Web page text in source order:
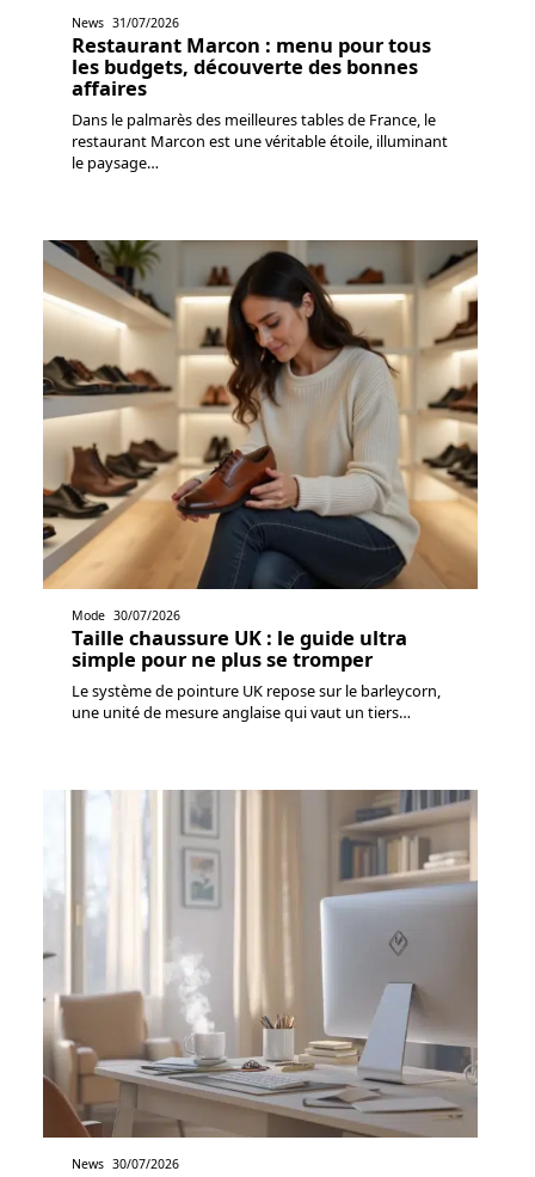
News 31/07/2026
Restaurant Marcon : menu pour tous
les budgets, découverte des bonnes
affaires
Dans le palmarès des meilleures tables de France, le
restaurant Marcon est une véritable étoile, illuminant
le paysage…
Mode 30/07/2026
Taille chaussure UK : le guide ultra
simple pour ne plus se tromper
Le système de pointure UK repose sur le barleycorn,
une unité de mesure anglaise qui vaut un tiers…
News 30/07/2026